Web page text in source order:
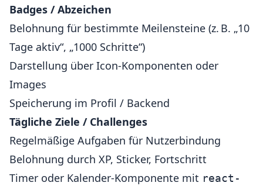
Badges / Abzeichen
Belohnung für bestimmte Meilensteine (z. B. „10
Tage aktiv“, „1000 Schritte“)
Darstellung über Icon-Komponenten oder
Images
Speicherung im Profil / Backend
Tägliche Ziele / Challenges
Regelmäßige Aufgaben für Nutzerbindung
Belohnung durch XP, Sticker, Fortschritt
Timer oder Kalender-Komponente mit react-